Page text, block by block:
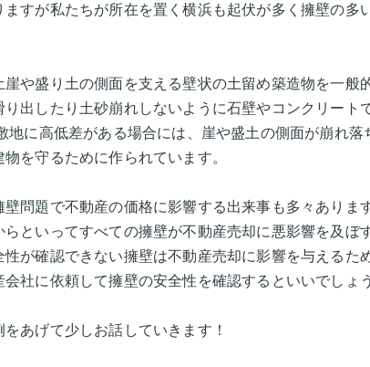
すが私たちが所在を置く横浜も起伏が多く擁壁の多
や盛り土の側面を支える壁状の土留め築造物を一般
出したり土砂崩れしないように石壁やコンクリート
地に高低差がある場合には、崖や盛土の側面が崩れ
を守るために作られています。
問題で不動産の価格に影響する出来事も多々あります
といってすべての擁壁が不動産売却に悪影響を及ぼ
が確認できない擁壁は不動産売却に影響を与えるため
社に依頼して擁壁の安全性を確認するといいでしょう
あげて少しお話していきます！